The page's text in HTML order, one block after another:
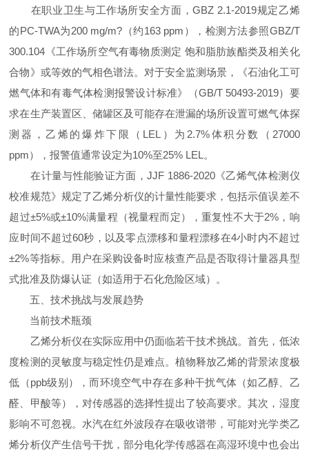
在职业卫生与工作场所安全方面，GBZ 2.1-2019规定乙烯
的PC-TWA为200 mg/m?（约163 ppm），检测方法参照GBZ/T
300.104《工作场所空气有毒物质测定 饱和脂肪族酯类及相关化
合物》或等效的气相色谱法。对于安全监测场景，《石油化工可
燃气体和有毒气体检测报警设计标准》（GB/T 50493-2019）要
求在生产装置区、储罐区及可能存在泄漏的场所设置可燃气体探
测器，乙烯的爆炸下限（LEL）为2.7%体积分数（27000
ppm），报警值通常设定为10%至25% LEL。
在计量与性能验证方面，JJF 1886-2020《乙烯气体检测仪
校准规范》规定了乙烯分析仪的计量性能要求，包括示值误差不
超过±5%或±10%满量程（视量程而定），重复性不大于2%，响
应时间不超过60秒，以及零点漂移和量程漂移在4小时内不超过
±2%等指标。用户在采购设备时应核查产品是否取得计量器具型
式批准及防爆认证（如适用于石化危险区域）。
五、技术挑战与发展趋势
当前技术瓶颈
乙烯分析仪在实际应用中仍面临若干技术挑战。首先，低浓
度检测的灵敏度与稳定性仍是难点。植物释放乙烯的背景浓度极
低（ppb级别），而环境空气中存在多种干扰气体（如乙醇、乙
醛、甲酸等），对传感器的选择性提出了较高要求。其次，湿度
影响不可忽视。水汽在红外波段存在吸收谱带，可能对光学类乙
烯分析仪产生信号干扰，部分电化学传感器在高湿环境中也会出